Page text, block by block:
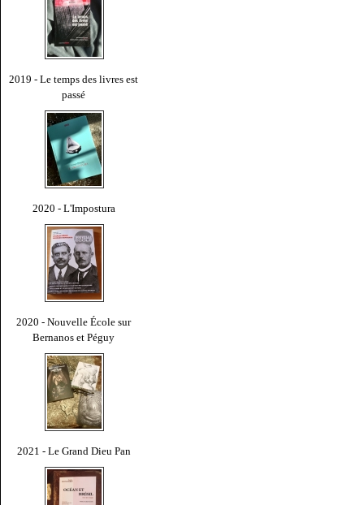
2019 - Le temps des livres est
passé
2020 - L'Impostura
2020 - Nouvelle École sur
Bernanos et Péguy
2021 - Le Grand Dieu Pan